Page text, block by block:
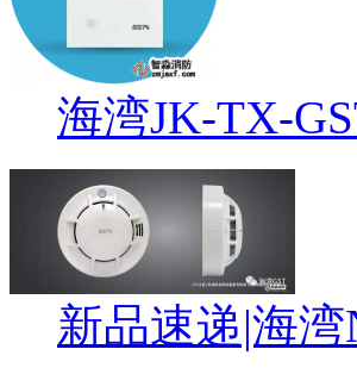
海湾JK-TX-
新品速递|海